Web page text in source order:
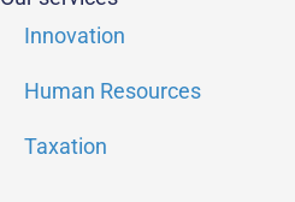
Innovation
Human Resources
Taxation